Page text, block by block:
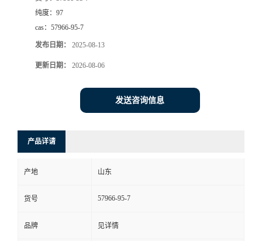
纯度： 97
cas： 57966-95-7
发布日期： 2025-08-13
更新日期： 2026-08-06
发送咨询信息
产品详请
产地 山东
货号 57966-95-7
品牌 见详情